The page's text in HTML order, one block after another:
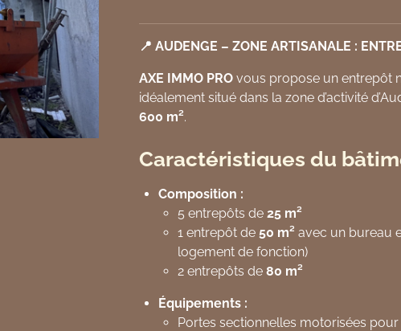
📍 AUDENGE – ZONE ARTISANALE :
AXE IMMO PRO vous propose un entrepôt
idéalement situé dans la zone d’activité
600 m².
Caractéristiques du
Composition :
5 entrepôts de 25 m²
1 entrepôt de 50 m² avec un bureau
logement de fonction)
2 entrepôts de 80 m²
Équipements :
Portes sectionnelles motorisées